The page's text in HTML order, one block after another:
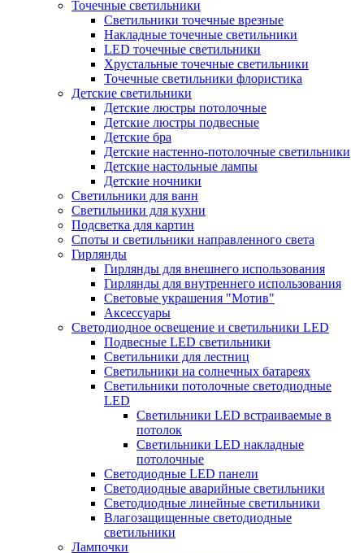
Точечные светильники
Светильники точечные врезные
Накладные точечные светильники
LED точечные светильники
Хрустальные точечные светильники
Точечные светильники флористика
Детские светильники
Детские люстры потолочные
Детские люстры подвесные
Детские бра
Детские настенно-потолочные светильники
Детские настольные лампы
Детские ночники
Светильники для ванн
Светильники для кухни
Подсветка для картин
Споты и светильники направленного света
Гирлянды
Гирлянды для внешнего использования
Гирлянды для внутреннего использования
Световые украшения "Мотив"
Аксессуары
Светодиодное освещение и светильники LED
Подвесные LED светильники
Светильники для лестниц
Светильники на солнечных батареях
Светильники потолочные светодиодные
LED
Cветильники LED встраиваемые в
потолок
Светильники LED накладные
потолочные
Светодиодные LED панели
Светодиодные аварийные светильники
Светодиодные линейные светильники
Влагозащищенные светодиодные
светильники
Лампочки